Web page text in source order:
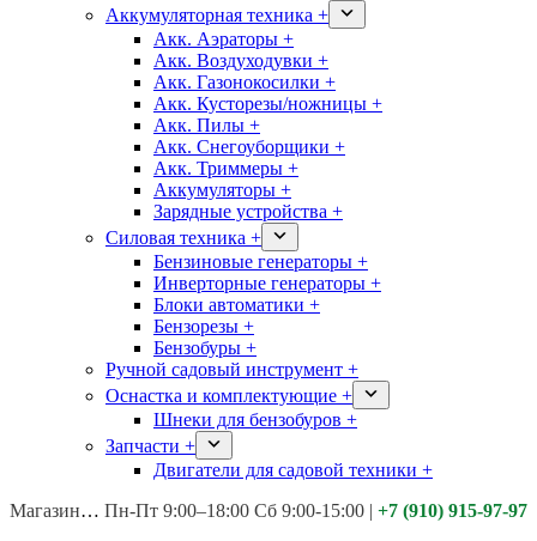
Аккумуляторная техника +
Акк. Аэраторы +
Акк. Воздуходувки +
Акк. Газонокосилки +
Акк. Кусторезы/ножницы +
Акк. Пилы +
Акк. Снегоуборщики +
Акк. Триммеры +
Аккумуляторы +
Зарядные устройства +
Силовая техника +
Бензиновые генераторы +
Инверторные генераторы +
Блоки автоматики +
Бензорезы +
Бензобуры +
Ручной садовый инструмент +
Оснастка и комплектующие +
Шнеки для бензобуров +
Запчасти +
Двигатели для садовой техники +
Магазины: Калуга ул. Московская д.113
Пн-Пт 9:00–18:00 Сб 9:00-15:00 | +7 (910) 915-97-97